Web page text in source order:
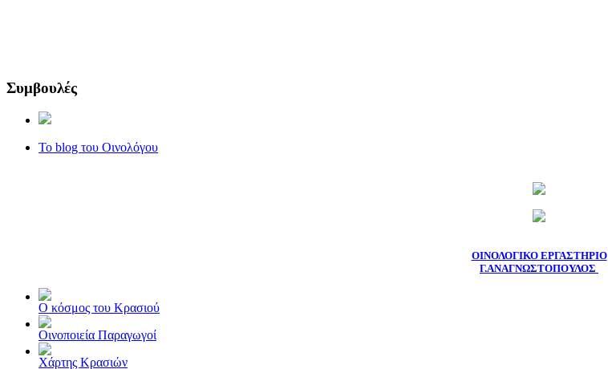
Συμβουλές
Το blog του Οινολόγου
ΟΙΝΟΛΟΓΙΚΟ ΕΡΓΑΣΤΗΡΙΟ
Γ.ΑΝΑΓΝΩΣΤΟΠΟΥΛΟΣ
Ο κόσμος του Κρασιού
Οινοποιεία Παραγωγοί
Χάρτης Κρασιών